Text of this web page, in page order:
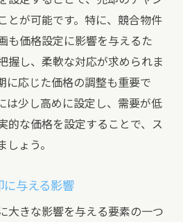
とが可能です。特に、競合物件
も価格設定に影響を与えるた
握し、柔軟な対応が求められま
に応じた価格の調整も重要で
は少し高めに設定し、需要が低
的な価格を設定することで、ス
ょう。
に与える影響
大きな影響を与える要素の一つ